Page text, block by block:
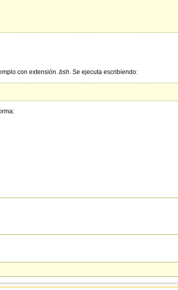
con extensión.bsh. Se ejecuta escribiendo: